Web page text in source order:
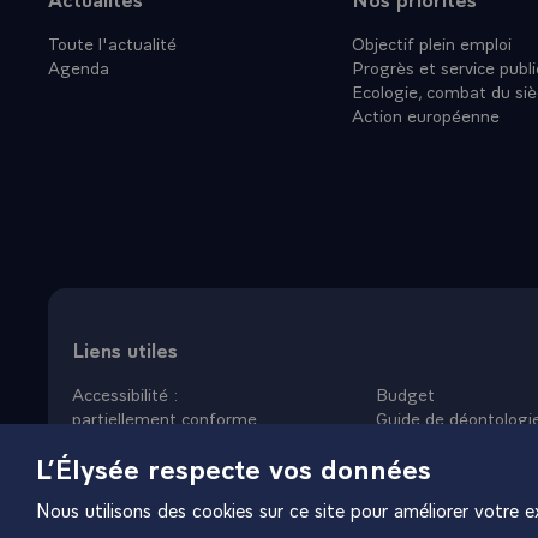
DEFINIR
DOMAINES
DES
DES
SYSTEME
APPORTER
PAYS,
SOCIAL ET
MATIERE
DEFICITS
Toute l'actualité
Agenda
Objectif plein emploi
Progrès et service
Ecologie, combat du
Action européenne
Liens utiles
Accessibilité :
partiellement conforme
Mentions légales
Gestion des cookies
Budget
Guide de
Plan du site
L’Élysée respecte vos données
Nous utilisons des cookies sur ce site pour améliorer votre